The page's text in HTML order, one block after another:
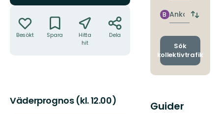
Besökt Spara
Hitta
hit
Dela
Väderprognos (kl. 12.00)
Ankomst
B
Byt
och
Sök
kollektivtrafik
Guider